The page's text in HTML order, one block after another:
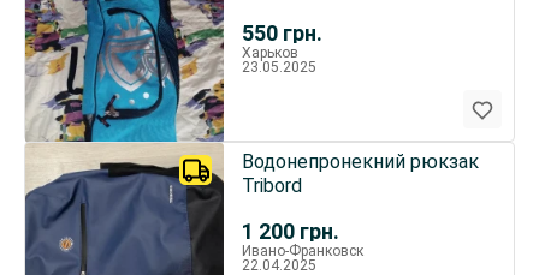
550 грн.
Харьков
23.05.2025
1 200 грн.
Водонепронекний рюкзак
Tribord
Ивано-Франковск
22.04.2025